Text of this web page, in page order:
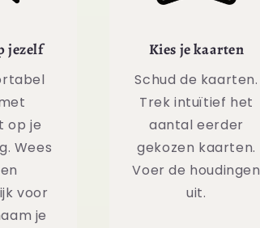
jezelf
op je
Wees
voor
je
Kies je kaarten
Schud de kaarten.
Trek intuïtief het
aantal eerder
gekozen kaarten.
Voer de houdingen
uit.